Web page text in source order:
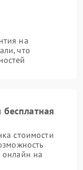
на
что
стоимости
онлайн на